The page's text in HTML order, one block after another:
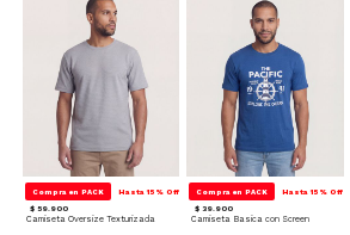
Compra en PACK Hasta 15% Off
$ 59.900
Camiseta Oversize Texturizada
Compra en PACK Hasta 15% Off
$ 39.900
Camiseta Basica con Screen